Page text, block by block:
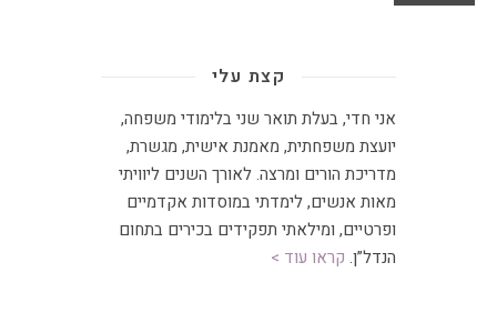
קצת עלי
אני חדי, בעלת תואר שני בלימודי משפחה,
יועצת משפחתית, מאמנת אישית, מגשרת,
מדריכת הורים ומרצה. לאורך השנים ליוויתי
מאות אנשים, לימדתי במוסדות אקדמיים
ופרטיים, ומילאתי תפקידים בכירים בתחום
הנדל”ן. קראו עוד >